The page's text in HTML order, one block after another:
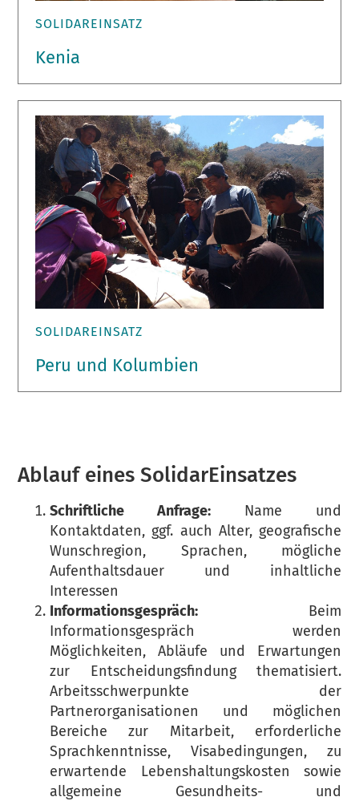
SOLIDAREINSATZ
Kenia
SOLIDAREINSATZ
Peru und Kolumbien
Ablauf eines SolidarEinsatzes
Schriftliche Anfrage: Name und
Kontaktdaten, ggf. auch Alter, geografische
Wunschregion, Sprachen, mögliche
Aufenthaltsdauer und inhaltliche
Interessen
Informationsgespräch: Beim
Informationsgespräch werden
Möglichkeiten, Abläufe und Erwartungen
zur Entscheidungsfindung thematisiert.
Arbeitsschwerpunkte der
Partnerorganisationen und möglichen
Bereiche zur Mitarbeit, erforderliche
Sprachkenntnisse, Visabedingungen, zu
erwartende Lebenshaltungskosten sowie
allgemeine Gesundheits- und